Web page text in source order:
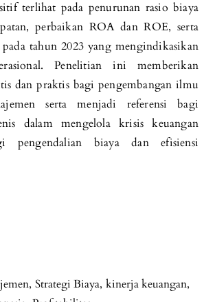
, Strategi Biaya, kinerja keuangan,
terlihat pada penurunan rasio biaya
perbaikan ROA dan ROE, serta
tahun 2023 yang mengindikasikan
Penelitian ini memberikan
dan praktis bagi pengembangan ilmu
serta menjadi referensi bagi
dalam mengelola krisis keuangan
pengendalian biaya dan efisiensi